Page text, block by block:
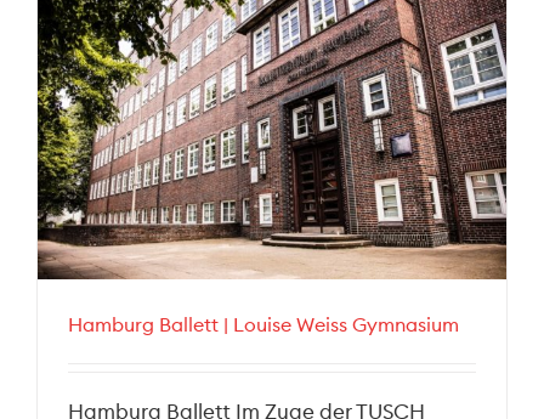
Hamburg Ballett | Louise Weiss Gymnasium
Hamburg Ballett Im Zuge der TUSCH